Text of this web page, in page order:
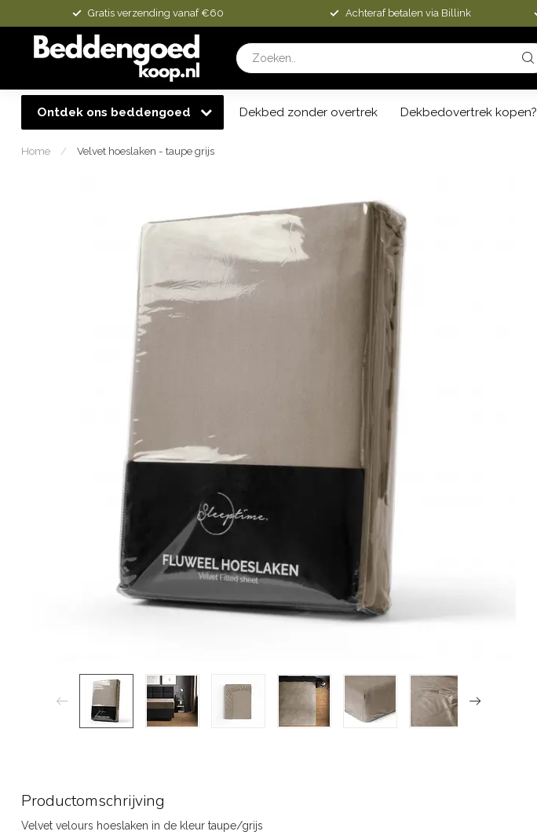
Gratis verzending vanaf €60 Achteraf betalen via Billink
Ontdek ons beddengoed Dekbed zonder overtrek Dekbedovertrek kopen?
Home / Velvet hoeslaken - taupe grijs
Productomschrijving
Velvet velours hoeslaken in de kleur taupe/grijs